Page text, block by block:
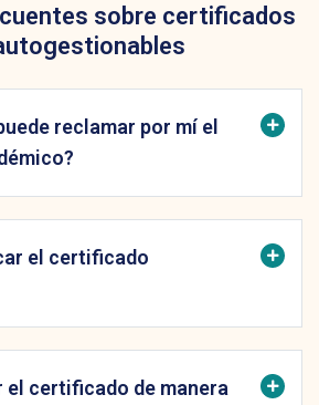
sobre certificados
reclamar por mí el
el certificado
el certificado de manera